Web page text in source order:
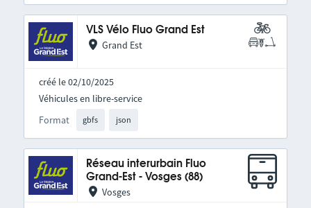
VLS Vélo Fluo Grand Est
Grand Est
créé le 02/10/2025
Format gbfs json
Véhicules en libre-service
Réseau interurbain Fluo
Grand-Est - Vosges (88)
Vosges